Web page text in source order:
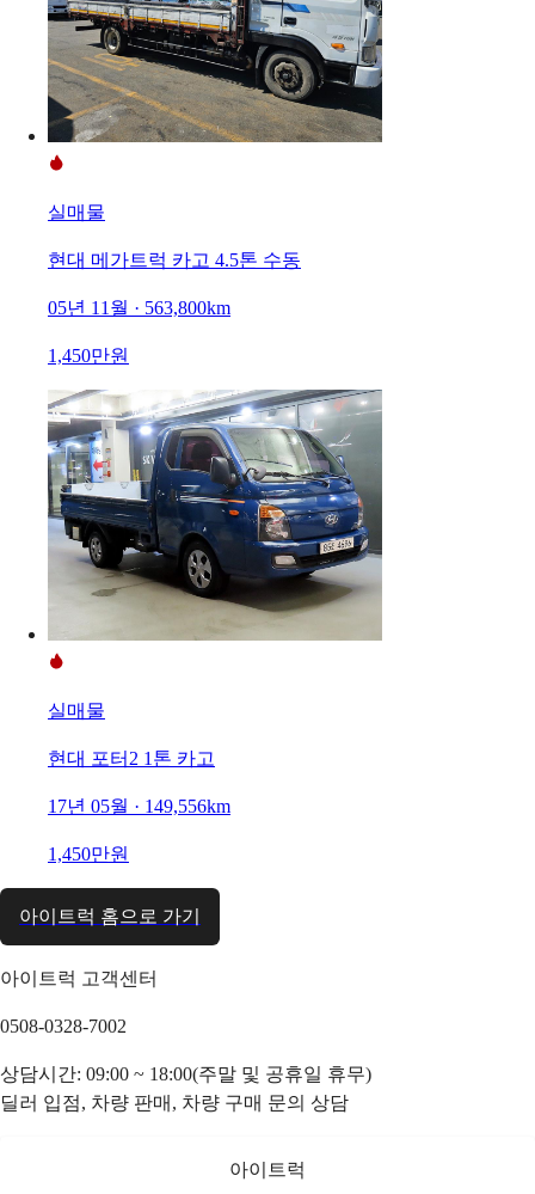
실매물
현대 메가트럭 카고 4.5톤 수동
05년 11월 · 563,800km
1,450만원
실매물
현대 포터2 1톤 카고
17년 05월 · 149,556km
1,450만원
아이트럭 홈으로 가기
아이트럭 고객센터
0508-0328-7002
상담시간: 09:00 ~ 18:00(주말 및 공휴일 휴무)
딜러 입점, 차량 판매, 차량 구매 문의 상담
아이트럭